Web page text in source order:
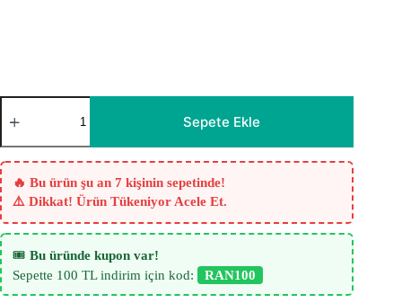
Nature
Krem
Bej
Keten
Fon
Perde
-
Ütü
İstemez
adet
Sepete Ekle
🔥 Bu ürün şu an 7 kişinin sepetinde!
⚠️ Dikkat! Ürün Tükeniyor Acele Et.
🎟️ Bu üründe kupon var!
Sepette 100 TL indirim için kod:
RAN100